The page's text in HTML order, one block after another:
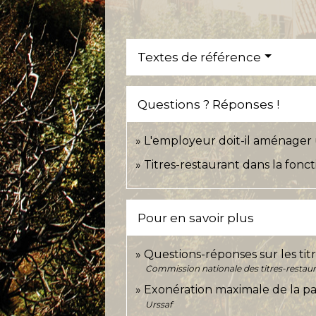
Textes de référence
Questions ? Réponses !
L'employeur doit-il aménager
Titres-restaurant dans la
Pour en savoir plus
Questions-réponses sur les
Commission nationale des titres-
Exonération maximale de la
Urssaf